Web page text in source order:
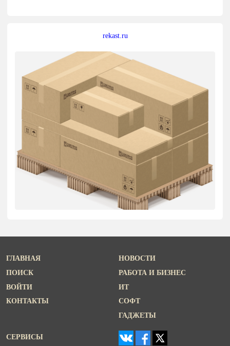
rekast.ru
ГЛАВНАЯ
ПОИСК
ВОЙТИ
КОНТАКТЫ
НОВОСТИ
РАБОТА И БИЗНЕС
ИТ
СОФТ
ГАДЖЕТЫ
СЕРВИСЫ